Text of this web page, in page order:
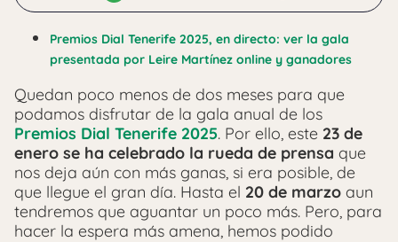
Premios Dial Tenerife 2025, en directo: ver la gala
presentada por Leire Martínez online y ganadores
Quedan poco menos de dos meses para que
podamos disfrutar de la gala anual de los
Premios Dial Tenerife 2025. Por ello, este 23 de
enero se ha celebrado la rueda de prensa que
nos deja aún con más ganas, si era posible, de
que llegue el gran día. Hasta el 20 de marzo aun
tendremos que aguantar un poco más. Pero, para
hacer la espera más amena, hemos podido